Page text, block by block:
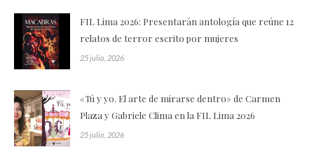
FIL Lima 2026: Presentarán antología que reúne 12
relatos de terror escrito por mujeres
25 julio, 2026
«Tú y yo. El arte de mirarse dentro» de Carmen
Plaza y Gabriele Clima en la FIL Lima 2026
25 julio, 2026